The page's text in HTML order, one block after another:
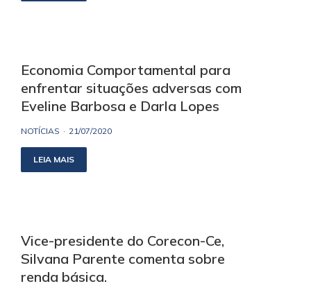
Economia Comportamental para
enfrentar situações adversas com
Eveline Barbosa e Darla Lopes
NOTÍCIAS 21/07/2020
LEIA MAIS
Vice-presidente do Corecon-Ce,
Silvana Parente comenta sobre
renda básica.